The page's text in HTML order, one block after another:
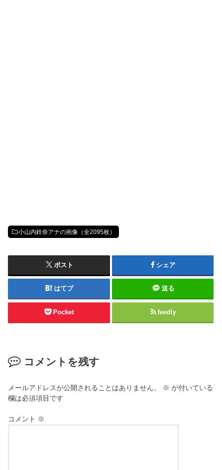
小山内鈴奈アナの画像（全2095枚）
ポスト シェア
はてブ 送る
Pocket feedly
コメントを残す
メールアドレスが公開されることはありません。 ※ が付いている
欄は必須項目です
コメント ※